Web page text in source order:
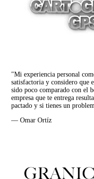
"Mi experiencia personal
satisfactoria y considero que
sido poco comparado con el
empresa que te entrega
pactado y si tienes un
— Omar Ortíz